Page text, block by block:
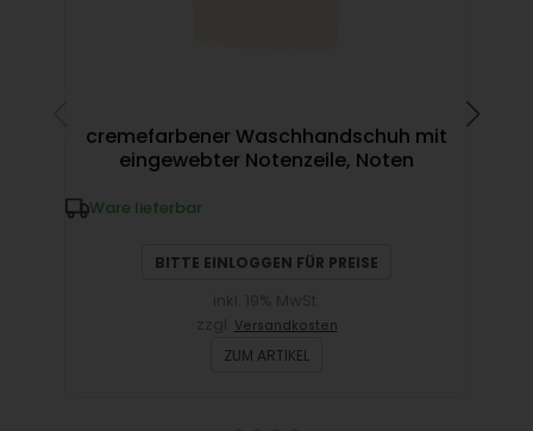
cremefarbener Waschhandschuh mit
eingewebter Notenzeile, Noten
Ware lieferbar
BITTE EINLOGGEN FÜR PREISE
Versandkosten
ZUM ARTIKEL